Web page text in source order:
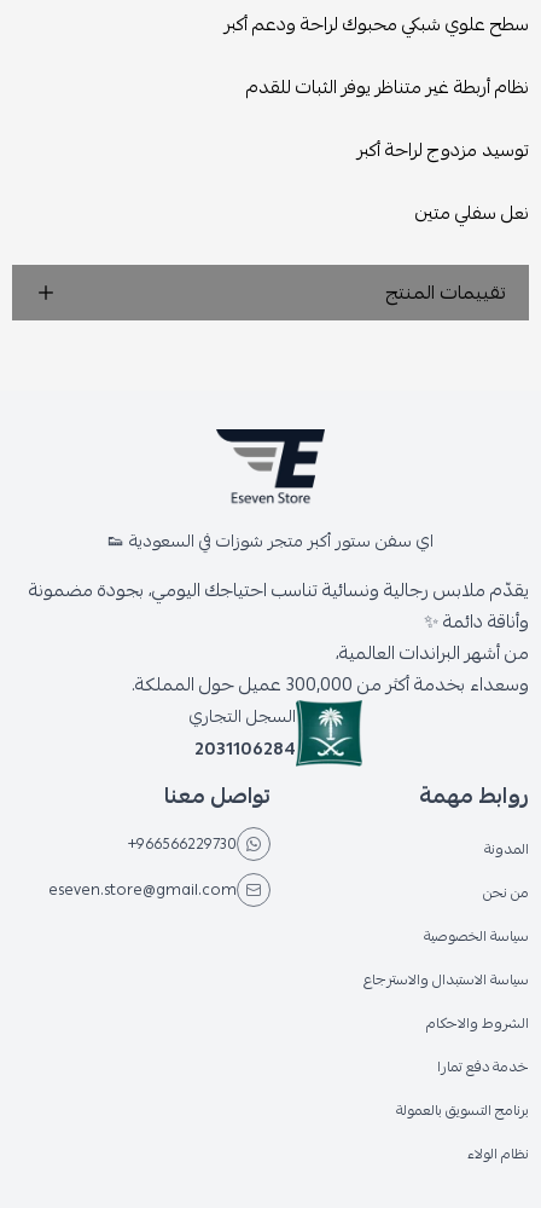
سطح علوي شبكي محبوك لراحة ودعم أكبر
نظام أربطة غير متناظر يوفر الثبات للقدم
توسيد مزدوج لراحة أكبر
نعل سفلي متين
تقييمات المنتج
اي سفن ستور أكبر متجر شوزات في السعودية 👟
يقدّم ملابس رجالية ونسائية تناسب احتياجك اليومي، بجودة مضمونة
وأناقة دائمة ✨
من أشهر البراندات العالمية،
وسعداء بخدمة أكثر من 300,000 عميل حول المملكة.
السجل التجاري
2031106284
روابط مهمة
المدونة
من نحن
سياسة الخصوصية
سياسة الاستبدال والاسترجاع
الشروط والاحكام
خدمة دفع تمارا
برنامج التسويق بالعمولة
نظام الولاء
تواصل معنا
+966566229730
eseven.store@gmail.com